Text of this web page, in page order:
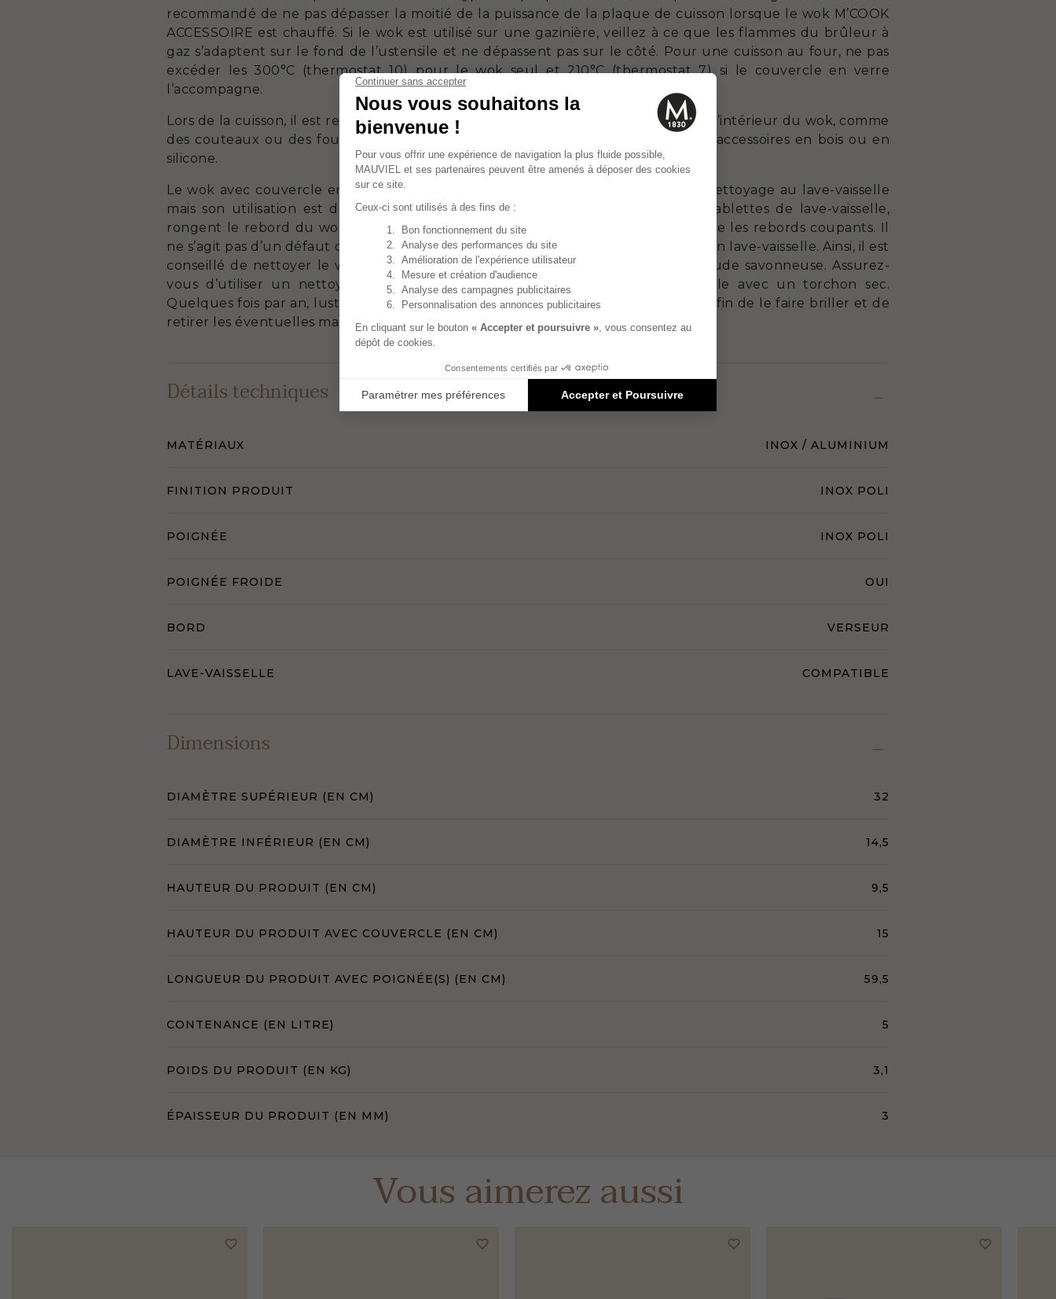
recommandé de ne pas dépasser la moitié de la puissance de la plaque de cuisson lorsque le wok M’COOK
ACCESSOIRE est chauffé. Si le wok est utilisé sur une gazinière, veillez à ce que les flammes du brûleur à
gaz s’adaptent sur le fond de l’ustensile et ne dépassent pas sur le côté. Pour une cuisson au four, ne pas
excéder les 300°C (thermostat 10) pour le wok seul et 210°C (thermostat 7) si le couvercle en verre
l’accompagne.
Lors de la cuisson, il est recommandé de ne pas utiliser d’ustensiles métalliques à l’intérieur du wok, comme
des couteaux ou des fouets, afin d’éviter l’apparition de rayures. Privilégiez des accessoires en bois ou en
silicone.
Le wok avec couvercle en verre M’COOK ACCESSOIRE est compatible avec un nettoyage au lave-vaisselle
mais son utilisation est déconseillée. Certaines particules, contenues dans les tablettes de lave-vaisselle,
rongent le rebord du wok. Multiplier les nettoyages au lave-vaisselle peut rendre les rebords coupants. Il
ne s’agit pas d’un défaut de fabrication mais de l’usage de produits trop agressifs en lave-vaisselle. Ainsi, il est
conseillé de nettoyer le wok à la main avec une éponge douce et de l’eau chaude savonneuse. Assurez-
vous d’utiliser un nettoyant sans javel. Rincez-le à l’eau chaude et essuyez-le avec un torchon sec.
Quelques fois par an, lustrez le wok en inox avec notre pâte d’entretien Inobrill afin de le faire briller et de
retirer les éventuelles marques de cuisson.
Détails techniques
MATÉRIAUX INOX / ALUMINIUM
FINITION PRODUIT INOX POLI
POIGNÉE INOX POLI
POIGNÉE FROIDE OUI
BORD VERSEUR
LAVE-VAISSELLE COMPATIBLE
Dimensions
DIAMÈTRE SUPÉRIEUR (EN CM) 32
DIAMÈTRE INFÉRIEUR (EN CM) 14,5
HAUTEUR DU PRODUIT (EN CM) 9,5
HAUTEUR DU PRODUIT AVEC COUVERCLE (EN CM) 15
LONGUEUR DU PRODUIT AVEC POIGNÉE(S) (EN CM) 59,5
CONTENANCE (EN LITRE) 5
POIDS DU PRODUIT (EN KG) 3,1
ÉPAISSEUR DU PRODUIT (EN MM) 3
Vous aimerez aussi
favorite_border favorite_border favorite_border favorite_border